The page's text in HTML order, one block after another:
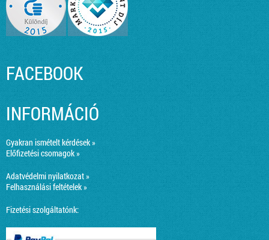
FACEBOOK
INFORMÁCIÓ
Gyakran ismételt kérdések »
Előfizetési csomagok »
Adatvédelmi nyilatkozat »
Felhasználási feltételek »
Fizetési szolgáltatónk: